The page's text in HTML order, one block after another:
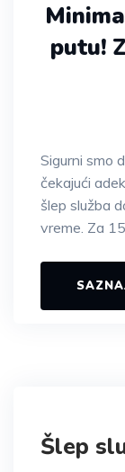
putu!
Sigurni smo
čekajući
šlep služba
vreme. Za
Šlep